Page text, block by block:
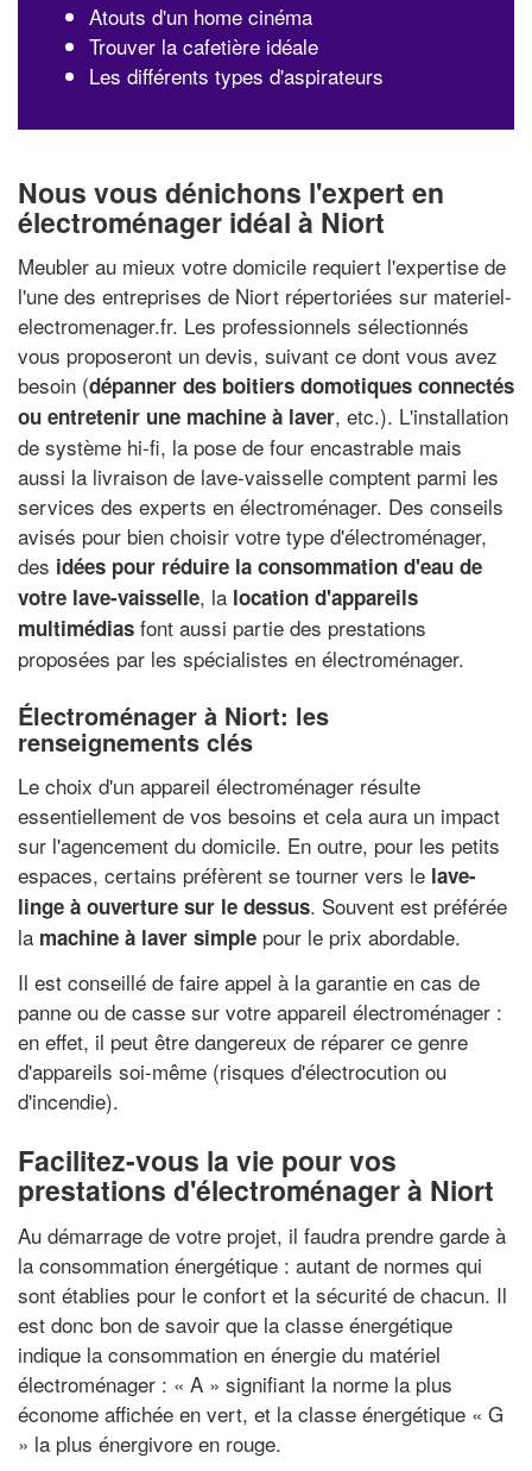
Atouts d'un home cinéma
Trouver la cafetière idéale
Les différents types d'aspirateurs
Nous vous dénichons l'expert en
électroménager idéal à Niort
Meubler au mieux votre domicile requiert l'expertise de
l'une des entreprises de Niort répertoriées sur materiel-
electromenager.fr. Les professionnels sélectionnés
vous proposeront un devis, suivant ce dont vous avez
besoin (dépanner des boitiers domotiques connectés
ou entretenir une machine à laver, etc.). L'installation
de système hi-fi, la pose de four encastrable mais
aussi la livraison de lave-vaisselle comptent parmi les
services des experts en électroménager. Des conseils
avisés pour bien choisir votre type d'électroménager,
des idées pour réduire la consommation d'eau de
votre lave-vaisselle, la location d'appareils
multimédias font aussi partie des prestations
proposées par les spécialistes en électroménager.
Électroménager à Niort: les
renseignements clés
Le choix d'un appareil électroménager résulte
essentiellement de vos besoins et cela aura un impact
sur l'agencement du domicile. En outre, pour les petits
espaces, certains préfèrent se tourner vers le lave-
linge à ouverture sur le dessus. Souvent est préférée
la machine à laver simple pour le prix abordable.
Il est conseillé de faire appel à la garantie en cas de
panne ou de casse sur votre appareil électroménager :
en effet, il peut être dangereux de réparer ce genre
d'appareils soi-même (risques d'électrocution ou
d'incendie).
Facilitez-vous la vie pour vos
prestations d'électroménager à Niort
Au démarrage de votre projet, il faudra prendre garde à
la consommation énergétique : autant de normes qui
sont établies pour le confort et la sécurité de chacun. Il
est donc bon de savoir que la classe énergétique
indique la consommation en énergie du matériel
électroménager : « A » signifiant la norme la plus
économe affichée en vert, et la classe énergétique « G
» la plus énergivore en rouge.